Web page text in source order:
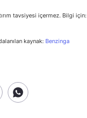
tavsiyesi içermez. Bilgi için:
kaynak: Benzinga